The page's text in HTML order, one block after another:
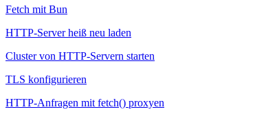
Fetch mit Bun
HTTP-Server heiß neu laden
Cluster von HTTP-Servern starten
TLS konfigurieren
HTTP-Anfragen mit fetch() proxyen